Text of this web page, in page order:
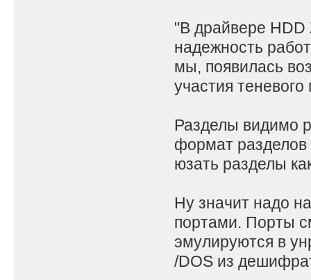
"В драйвере
надежность
мы, появилась
участия
Разделы видимо
формат разделов
юзать разделы
Ну значит надо
портами. Порты
эмулируются в
/DOS из